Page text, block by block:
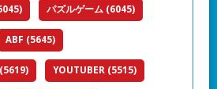
パズルゲーム (6045)
ABF (5645)
(5619) YOUTUBER (5515)